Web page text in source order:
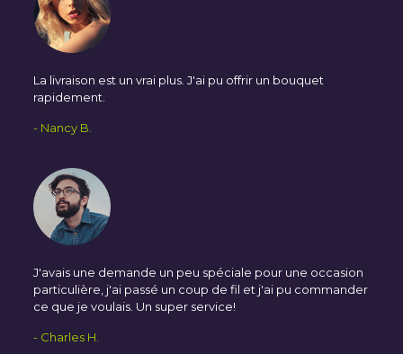
La livraison est un vrai plus. J'ai pu offrir un bouquet
rapidement.
- Nancy B.
J'avais une demande un peu spéciale pour une occasion
particulière, j'ai passé un coup de fil et j'ai pu commander
ce que je voulais. Un super service!
- Charles H.